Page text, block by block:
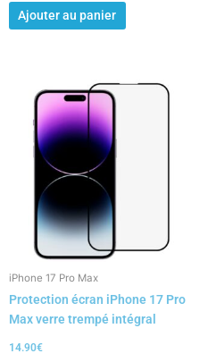
Ajouter au panier
iPhone 17 Pro Max
Protection écran iPhone 17 Pro
Max verre trempé intégral
14.90€